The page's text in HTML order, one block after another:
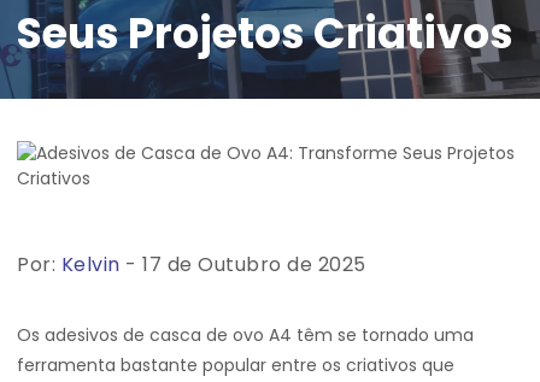
Seus Projetos Criativos
Por: Kelvin - 17 de Outubro de 2025
Os adesivos de casca de ovo A4 têm se tornado uma
ferramenta bastante popular entre os criativos que